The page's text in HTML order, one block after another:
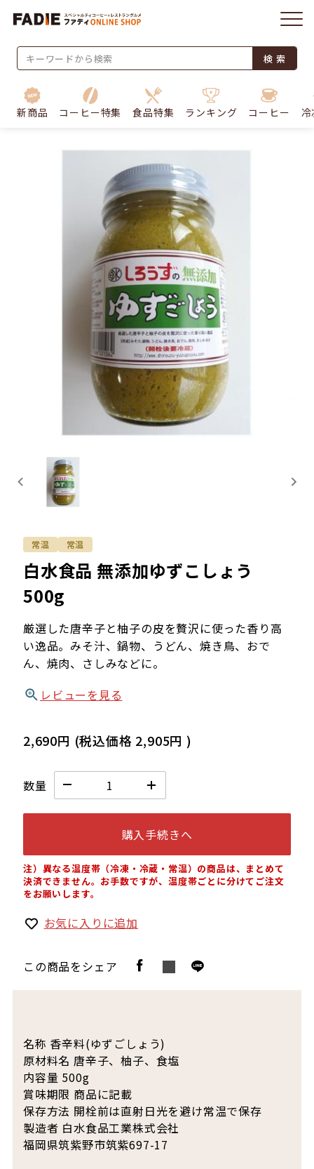
検 索
新商品 コーヒー特集 食品特集 ランキング コーヒー
白水食品 無添加ゆずこしょう
500g
厳選した唐辛子と柚子の皮を贅沢に使った香り高
い逸品。みそ汁、鍋物、うどん、焼き鳥、おで
ん、焼肉、さしみなどに。
レビューを見る
2,690円 (税込価格 2,905円 )
数量
購入手続きへ
注）異なる温度帯（冷凍・冷蔵・常温）の商品は、まとめて
決済できません。お手数ですが、温度帯ごとに分けてご注文
をお願いします。
お気に入りに追加
この商品をシェア
常温 常温
名称 香辛料(ゆずごしょう)
原材料名 唐辛子、柚子、食塩
内容量 500g
賞味期限 商品に記載
保存方法 開栓前は直射日光を避け常温で保存
製造者 白水食品工業株式会社
福岡県筑紫野市筑紫697-17